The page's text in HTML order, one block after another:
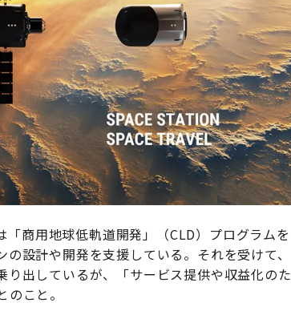
商用地球低軌道開発」（CLD）プログラムを
設計や開発を支援している。それを受けて、
出しているが、「サービス提供や収益化のた
こと。